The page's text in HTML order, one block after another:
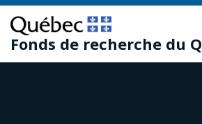
Passer
au
contenu
principal
Passer
au
pied
de
Fonds de recherche du